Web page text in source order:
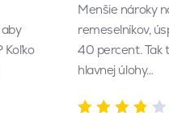
Koľko
Menšie nároky
remeselníkov,
40 percent. Tak
hlavnej úlohy…